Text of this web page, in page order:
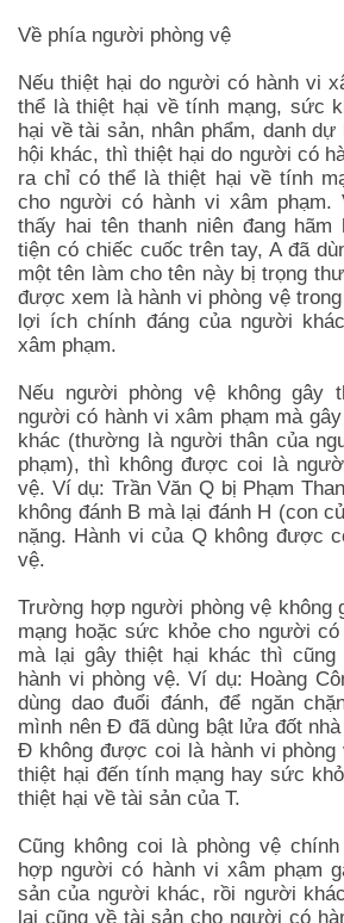
Về phía người phòng vệ
Nếu thiệt hại do người có hành vi
thể là thiệt hại về tính mạng, sức
hại về tài sản, nhân phẩm, danh
hội khác, thì thiệt hại do người có
ra chỉ có thể là thiệt hại về tính
cho người có hành vi xâm
thấy hai tên thanh niên đang hãm
tiện có chiếc cuốc trên tay, A đã
một tên làm cho tên này bị trọng
được xem là hành vi phòng vệ
lợi ích chính đáng của người
xâm phạm.
Nếu người phòng vệ không gây
người có hành vi xâm phạm mà
khác (thường là người thân của
phạm), thì không được coi là
vệ. Ví dụ: Trần Văn Q bị Phạm
không đánh B mà lại đánh H (con
nặng. Hành vi của Q không được
vệ.
Trường hợp người phòng vệ không
mạng hoặc sức khỏe cho người
mà lại gây thiệt hại khác thì
hành vi phòng vệ. Ví dụ: Hoàng
dùng dao đuổi đánh, để ngăn
mình nên Đ đã dùng bật lửa đốt
Đ không được coi là hành vi
thiệt hại đến tính mạng hay sức
thiệt hại về tài sản của T.
Cũng không coi là phòng vệ
hợp người có hành vi xâm phạm
sản của người khác, rồi người
lại cũng về tài sản cho người có